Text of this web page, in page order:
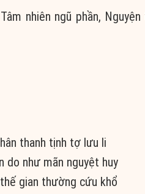
nhiên ngũ phần,
thanh tịnh tợ lưu li
do như mãn nguyệt huy
gian thường cứu khổ